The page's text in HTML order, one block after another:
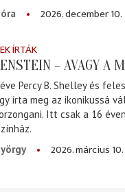
2026. december 10.
ÍRTÁK
– AVAGY A
Percy B. Shelley és
írta meg az ikonikussá
Itt csak a 16
2026. március 10.